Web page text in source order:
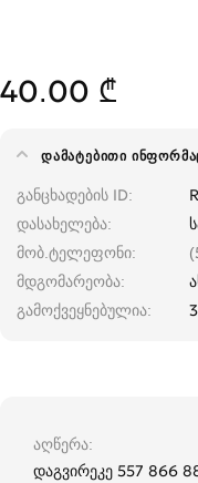
40.00 ₾
ᲓᲐᲛᲐᲢᲔᲑᲘᲗᲘ
განცხადების ID
დასახელება
მობ.ტელეფონი
მდგომარეობა
გამოქვეყნებულია
აღწერა
დაგვირეკე 557 866